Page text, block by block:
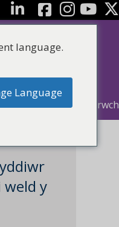
LinkedInfacebook YouTube
Dysgu Cofrestrwch
y
language.
Language